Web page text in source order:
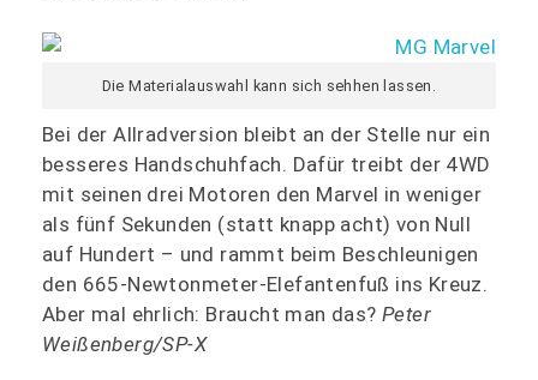
Die Materialauswahl kann sich sehhen lassen.
Bei der Allradversion bleibt an der Stelle nur ein
besseres Handschuhfach. Dafür treibt der 4WD
mit seinen drei Motoren den Marvel in weniger
als fünf Sekunden (statt knapp acht) von Null
auf Hundert – und rammt beim Beschleunigen
den 665-Newtonmeter-Elefantenfuß ins Kreuz.
Aber mal ehrlich: Braucht man das? Peter
Weißenberg/SP-X